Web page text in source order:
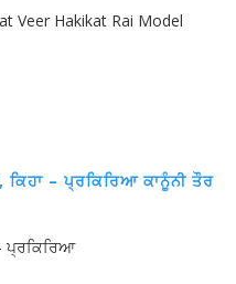
Veer Hakikat Rai Model
ਕਿਹਾ – ਪ੍ਰਕਿਰਿਆ ਕਾਨੂੰਨੀ ਤੌਰ
ਪ੍ਰਕਿਰਿਆ